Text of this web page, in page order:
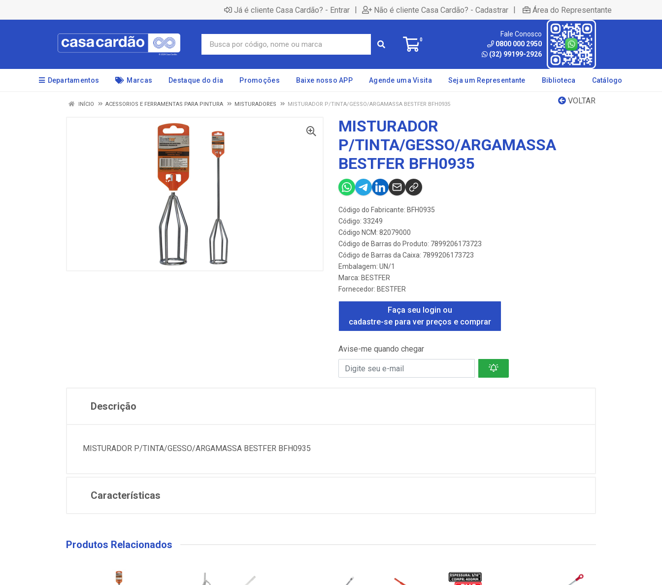
Já é cliente Casa Cardão? - Entrar | Não é cliente Casa Cardão? - Cadastrar | Área do Representante
0
Fale Conosco
0800 000 2950
(32) 99199-2926
Departamentos Marcas Destaque do dia Promoções Baixe nosso APP Agende uma Visita Seja um Representante Biblioteca Catálogo
VOLTAR
INÍCIO ACESSORIOS E FERRAMENTAS PARA PINTURA MISTURADORES MISTURADOR P/TINTA/GESSO/ARGAMASSA BESTFER BFH0935
MISTURADOR
P/TINTA/GESSO/ARGAMASSA
BESTFER BFH0935
Código do Fabricante: BFH0935
Código: 33249
Código NCM: 82079000
Código de Barras do Produto: 7899206173723
Código de Barras da Caixa: 7899206173723
Embalagem: UN/1
Marca: BESTFER
Fornecedor: BESTFER
Faça seu login ou
cadastre-se para ver preços e comprar
Avise-me quando chegar
Descrição
MISTURADOR P/TINTA/GESSO/ARGAMASSA BESTFER BFH0935
Características
Produtos Relacionados